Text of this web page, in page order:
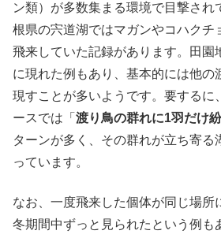
ン類）が多数集まる環境で目撃され
根県の宍道湖ではマガンやコハクチ
飛来していた記録があります。田園
に現れた例もあり、基本的には他の
現すことが多いようです。要するに
ースでは「 渡り鳥の群れに1羽だけ
ターンが多く、その群れが立ち寄る
っています。
なお、一度飛来した個体が同じ場所
冬期間中ずっと見られたという例も